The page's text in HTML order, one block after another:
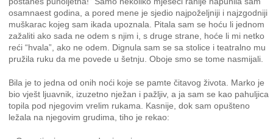
osamnaest godina, a pored mene je sjedio najpoželjniji i najzgodniji
muškarac kojeg sam ikada upoznala. Pitala sam se hoću li jednom
zažaliti ako sada ne odem s njim i, s druge strane, hoće li mi netko
reći “hvala”, ako ne odem. Dignula sam se sa stolice i teatralno mu
pružila ruku da me povede u šetnju. Oboje smo se tome nasmijali.
Bila je to jedna od onih noći koje se pamte čitavog života. Marko je
bio vješt ljuavnik, izuzetno nježan i pažljiv, a ja sam se kao pahuljica
topila pod njegovim vrelim rukama. Kasnije, dok sam opušteno
ležala na njegovim grudima, tiho je rekao: